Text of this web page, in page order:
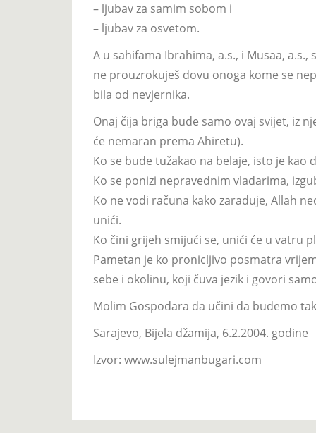
– ljubav za samim sobom i
– ljubav za osvetom.
A u sahifama Ibrahima, a.s., i Musaa,
ne prouzrokuješ dovu onoga kome se
bila od nevjernika.
Onaj čija briga bude samo ovaj svijet, iz
će nemaran prema Ahiretu).
Ko se bude tužakao na belaje, isto je kao
Ko se ponizi nepravednim vladarima,
Ko ne vodi računa kako zarađuje, Allah
unići.
Ko čini grijeh smijući se, unići će u vatru
Pametan je ko pronicljivo posmatra
sebe i okolinu, koji čuva jezik i govori
Molim Gospodara da učini da budemo
Sarajevo, Bijela džamija, 6.2.2004. godine
Izvor: www.sulejmanbugari.com